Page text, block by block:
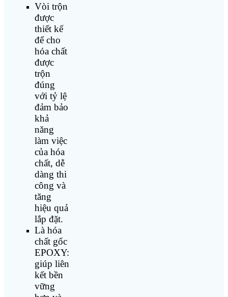
Vòi trộn
được
thiết kế
để cho
hóa chất
được
trộn
đúng
với tỷ lệ
đảm bảo
khả
năng
làm việc
của hóa
chất, dễ
dàng thi
công và
tăng
hiệu quả
lắp đặt.
Là hóa
chất gốc
EPOXY:
giúp liên
kết bền
vững